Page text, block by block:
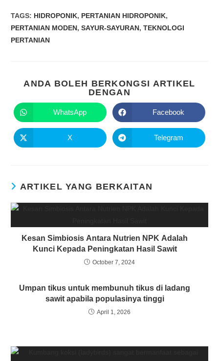
TAGS: HIDROPONIK, PERTANIAN HIDROPONIK,
PERTANIAN MODEN, SAYUR-SAYURAN, TEKNOLOGI
PERTANIAN
ANDA BOLEH BERKONGSI ARTIKEL
DENGAN
WhatsApp Facebook
X Telegram
ARTIKEL YANG BERKAITAN
Kesan Simbiosis Antara Nutrien NPK Adalah
Kunci Kepada Peningkatan Hasil Sawit
October 7, 2024
Umpan tikus untuk membunuh tikus di ladang
sawit apabila populasinya tinggi
April 1, 2026